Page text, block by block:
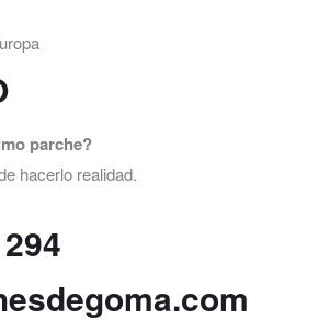
parche?
hacerlo realidad.